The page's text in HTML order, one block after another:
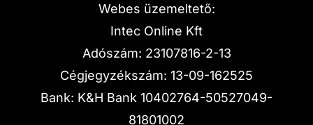
Webes üzemeltető:
Intec Online Kft
Adószám: 23107816-2-13
Cégjegyzékszám: 13-09-162525
Bank: K&H Bank 10402764-50527049-
81801002